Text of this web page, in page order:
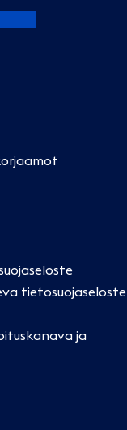
tietosuojaseloste
ja